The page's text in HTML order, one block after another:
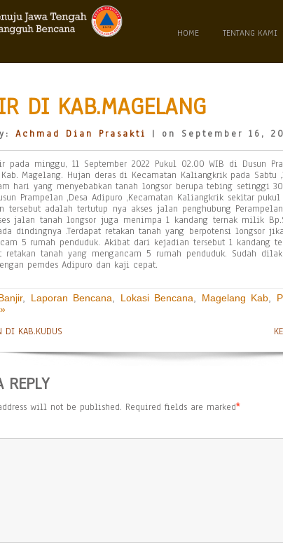
HOME TENTANG KAMI
DI KAB.MAGELANG
Achmad Dian Prasakti | on September 16,
pada minggu, 11 September 2022 Pukul 02.00 WIB di Dusun
Magelang. Hujan deras di Kecamatan Kaliangkrik pada Sabtu
hari yang menyebabkan tanah longsor berupa tebing setinggi
Prampelan ,Desa Adipuro ,Kecamatan Kaliangkrik sekitar
tersebut adalah tertutup nya akses jalan penghubung
jalan tanah longsor juga menimpa 1 kandang ternak milik
dindingnya .Terdapat retakan tanah yang berpotensi longsor
5 rumah penduduk. Akibat dari kejadian tersebut 1 kandang
retakan tanah yang mengancam 5 rumah penduduk. Sudah
pemdes Adipuro dan kaji cepat.
, Laporan Bencana Lokasi Bencana Magelang Kab
DI KAB.KUDUS
REPLY
will not be published. Required fields are marked*